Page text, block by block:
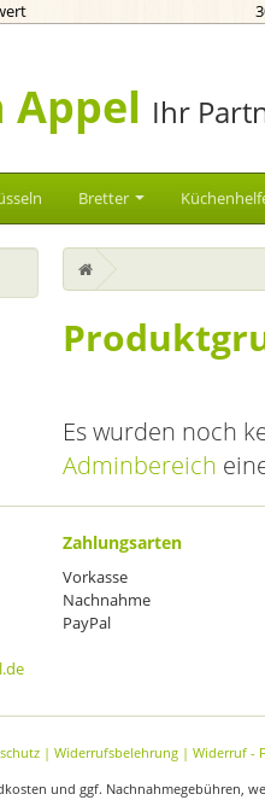
Appel Ihr
Bretter
Es wurden noch
Adminbereich
Zahlungsarten
Vorkasse
Nachnahme
PayPal
| Widerrufsbelehrung | Widerruf -
und ggf. Nachnahmegebühren,